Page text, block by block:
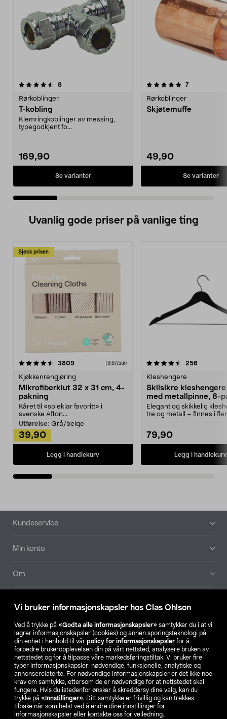
Vi bruker informasjonskapsler hos Clas Ohlson
Ved å trykke på «Godta alle informasjonskapsler» samtykker du i at vi
lagrer informasjonskapsler (cookies) og annen sporingsteknologi på
din enhet i henhold til vår policy for informasjonskapsler for å
forbedre brukeropplevelsen din på vårt nettsted, analysere bruken av
nettstedet og for å tilpasse våre markedsføringstiltak. Vi bruker fire
typer informasjonskapsler: nødvendige, funksjonelle, analytiske og
annonserelaterte. For nødvendige informasjonskapsler er det ikke noe
krav om samtykke, ettersom de er nødvendige for at nettstedet skal
fungere. Hvis du istedenfor ønsker å skreddersy dine valg, kan du
trykke på «Innstillinger». Ditt samtykke er frivillig og kan trekkes
tilbake når som helst ved å endre dine innstillinger for
informasjonskapsler eller kontakte oss for veiledning.
8anmeldelser
Rørkoblinger
T-kobling
Klemringkoblinger av messing,
typegodkjent fo...
169,90
Se varianter
5.0 av 5 stjerner 7anmeldelser
Rørkoblinger
Skjøtemuffe
49,90
Se varianter
5.0 av 5 stjerner
Uvanlig gode priser på vanlige ting
Sjekk prisen
3809anmeldelser(9,97/stk)
Kjøkkenrengjøring
Mikrofiberklut 32 x 31 cm, 4-
pakning
Kåret til «soleklar favoritt» i
svenske Afton...
Utførelse: Grå/beige
39,90
Legg i handlekurv
4.5av 5 stjerner 256
Kleshengere
Sklisikre
med metallpinne, 8-
Elegant og skikkelig
tre og metall – finnes i
79,90
Legg i handlekurv
4.5av 5 stjerner
Bunntekst
Kundeservice
Min konto
Om
Våre selskaper
Finn din butikk
SE NO FI